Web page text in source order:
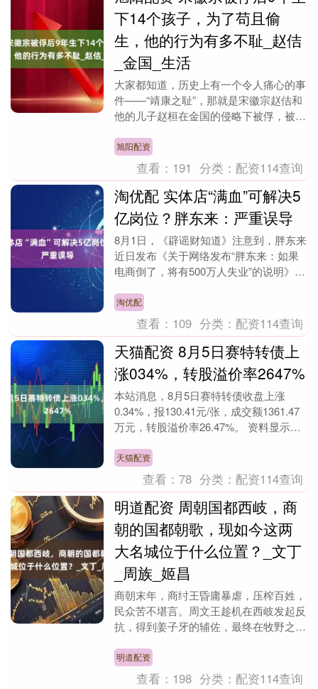
下14个孩子，为了苟且偷
生，他的行为有多不耻_赵佶
_金国_生活
大家都知道，历史上有一个令人痛心的事
件——“靖康之耻”，那就是宋徽宗赵佶和
他的儿子赵桓在金国的侵略下被俘，被迫
活中，赵佶不仅....
旭阳配资
查看： 191 分类： 配资114查询
淘优配 实体店“满血”可解决5
亿岗位？胖东来：严重误导
8月1日，《辟谣财知道》注意到，胖东来
近日发布《关于网络发布“胖东来：如果
电商倒了，将有500万人失业”的说明》。
东来：如果....
淘优配
查看： 109 分类： 配资114查询
天猫配资 8月5日赛特转债上
涨034%，转股溢价率2647%
本站消息，8月5日赛特转债收盘上涨
0.34%，报130.41元/张，成交额1361.47
万元，转股溢价率26.47%。 资料显示，
天猫配资
查看：78 分类： 配资114查询
明道配资 周朝国都西岐，商
朝的国都朝歌，现如今这两
大名城位于什么位置？_文丁
_周族_姬昌
商朝末年，商纣王昏庸暴虐，压榨百姓，
民众苦不堪言。周文王趁机在西岐发起反
抗，得到姜子牙的辅佐，最终在牧野之战
亡。 展开剩余7....
明道配资
查看： 198 分类： 配资114查询